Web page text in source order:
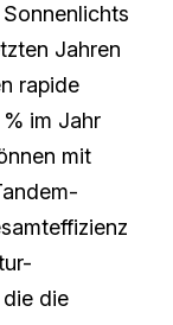
Jahren
rapide
im Jahr
mit
die